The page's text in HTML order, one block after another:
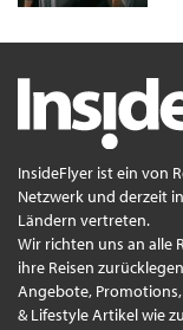
InsideFlyer ist ein von
Netzwerk und derzeit
Ländern vertreten.
Wir richten uns an alle
ihre Reisen
Angebote,
& Lifestyle Artikel wie